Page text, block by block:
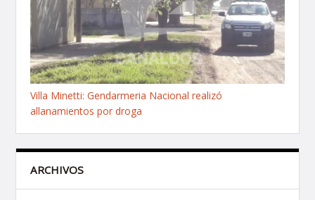
Villa Minetti: Gendarmeria Nacional realizó
allanamientos por droga
ARCHIVOS